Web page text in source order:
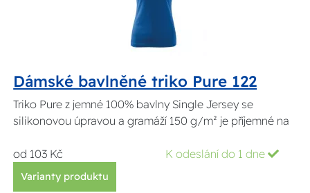
Dámské bavlněné triko Pure 122
Triko Pure z jemné 100% bavlny Single Jersey se
silikonovou úpravou a gramáží 150 g/m² je příjemné na
od 103 Kč K odeslání do 1 dne
Varianty produktu